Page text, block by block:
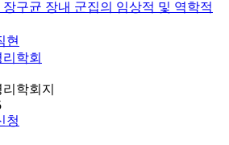
구균 장내 군집의 임상적 및 역학적
현
학회
학회지
청